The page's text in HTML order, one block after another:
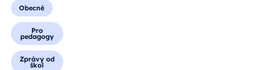
Obecné
Pro
pedagogy
Zprávy od
škol